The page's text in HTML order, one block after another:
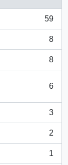
59
8
8
6
3
2
1